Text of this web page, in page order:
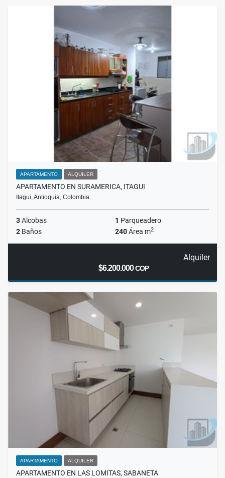
APARTAMENTO ALQUILER
APARTAMENTO EN SURAMERICA, ITAGUI
Itagui, Antioquia, Colombia
3Alcobas 1 Parqueadero
2 Baños 240Área m2
Alquiler
$6.200.000COP
APARTAMENTO ALQUILER
APARTAMENTO EN LAS LOMITAS, SABANETA